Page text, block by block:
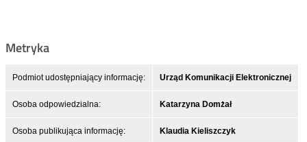
Metryka
Podmiot udostępniający informację: Urząd Komunikacji Elektronicznej
Osoba odpowiedzialna: Katarzyna Domżał
Osoba publikująca informację: Klaudia Kieliszczyk